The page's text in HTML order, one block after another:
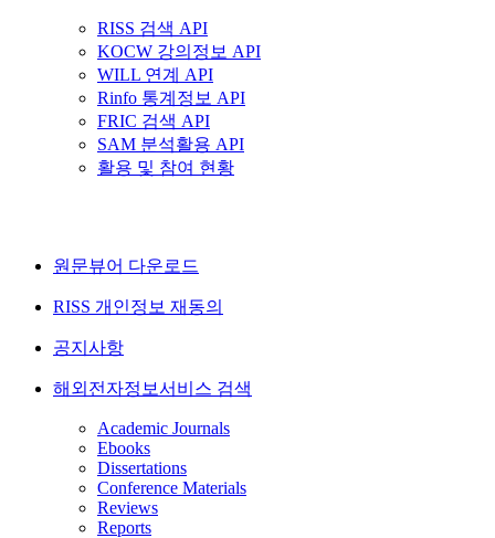
RISS 검색 API
KOCW 강의정보 API
WILL 연계 API
Rinfo 통계정보 API
FRIC 검색 API
SAM 분석활용 API
활용 및 참여 현황
원문뷰어 다운로드
RISS 개인정보 재동의
공지사항
해외전자정보서비스 검색
Academic Journals
Ebooks
Dissertations
Conference Materials
Reviews
Reports